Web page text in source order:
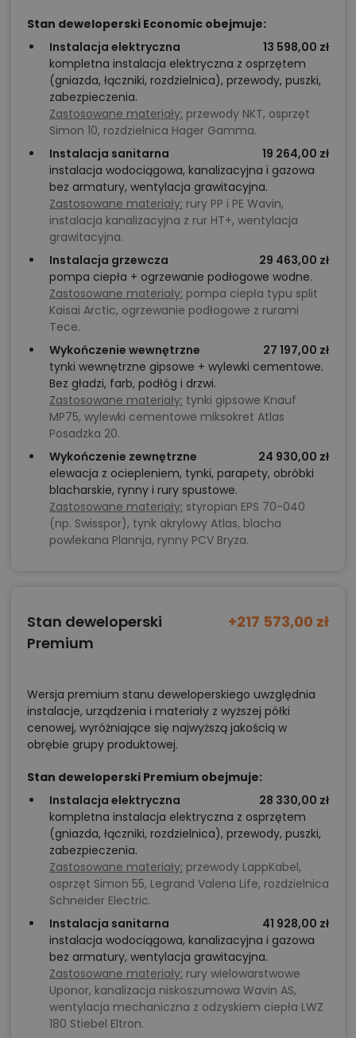
Stan deweloperski Economic obejmuje:
Instalacja elektryczna
13 598,00 zł
kompletna instalacja elektryczna z osprzętem
(gniazda, łączniki, rozdzielnica), przewody, puszki,
zabezpieczenia.
Zastosowane materiały: przewody NKT, osprzęt
Simon 10, rozdzielnica Hager Gamma.
Instalacja sanitarna
19 264,00 zł
instalacja wodociągowa, kanalizacyjna i gazowa
bez armatury, wentylacja grawitacyjna.
Zastosowane materiały: rury PP i PE Wavin,
instalacja kanalizacyjna z rur HT+, wentylacja
grawitacyjna.
Instalacja grzewcza
29 463,00 zł
pompa ciepła + ogrzewanie podłogowe wodne.
Zastosowane materiały: pompa ciepła typu split
Kaisai Arctic, ogrzewanie podłogowe z rurami
Tece.
Wykończenie wewnętrzne
27 197,00 zł
tynki wewnętrzne gipsowe + wylewki cementowe.
Bez gładzi, farb, podłóg i drzwi.
Zastosowane materiały: tynki gipsowe Knauf
MP75, wylewki cementowe miksokret Atlas
Posadzka 20.
Wykończenie zewnętrzne
24 930,00 zł
elewacja z ociepleniem, tynki, parapety, obróbki
blacharskie, rynny i rury spustowe.
Zastosowane materiały: styropian EPS 70-040
(np. Swisspor), tynk akrylowy Atlas, blacha
powlekana Plannja, rynny PCV Bryza.
Stan deweloperski
Premium
+217 573,00 zł
Wersja premium stanu deweloperskiego uwzględnia
instalacje, urządzenia i materiały z wyższej półki
cenowej, wyróżniające się najwyższą jakością w
obrębie grupy produktowej.
Stan deweloperski Premium obejmuje:
Instalacja elektryczna
28 330,00 zł
kompletna instalacja elektryczna z osprzętem
(gniazda, łączniki, rozdzielnica), przewody, puszki,
zabezpieczenia.
Zastosowane materiały: przewody LappKabel,
osprzęt Simon 55, Legrand Valena Life, rozdzielnica
Schneider Electric.
Instalacja sanitarna
41 928,00 zł
instalacja wodociągowa, kanalizacyjna i gazowa
bez armatury, wentylacja grawitacyjna.
Zastosowane materiały: rury wielowarstwowe
Uponor, kanalizacja niskoszumowa Wavin AS,
wentylacja mechaniczna z odzyskiem ciepła LWZ
180 Stiebel Eltron.